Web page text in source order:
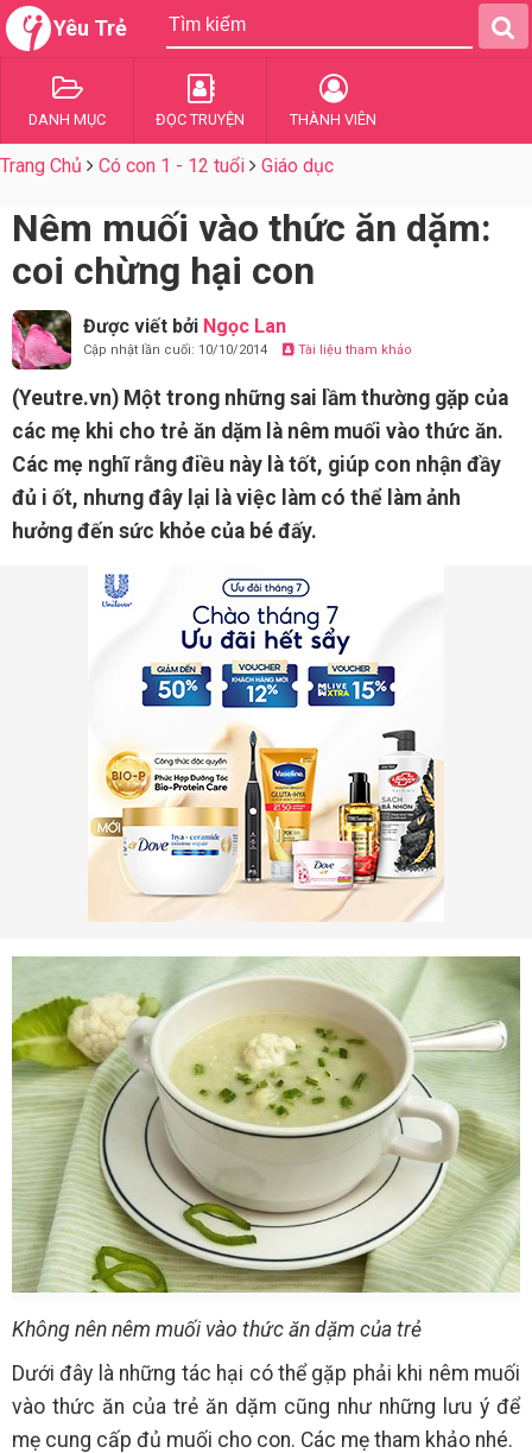
Yêu Trẻ
DANH MỤC ĐỌC TRUYỆN THÀNH VIÊN
Trang Chủ Có con 1 - 12 tuổi Giáo dục
Nêm muối vào thức ăn dặm:
coi chừng hại con
Được viết bởi Ngọc Lan
Cập nhật lần cuối: 10/10/2014 Tài liệu tham khảo
(Yeutre.vn) Một trong những sai lầm thường gặp của
các mẹ khi cho trẻ ăn dặm là nêm muối vào thức ăn.
Các mẹ nghĩ rằng điều này là tốt, giúp con nhận đầy
đủ i ốt, nhưng đây lại là việc làm có thể làm ảnh
hưởng đến sức khỏe của bé đấy.
Không nên nêm muối vào thức ăn dặm của trẻ
Dưới đây là những tác hại có thể gặp phải khi nêm muối
vào thức ăn của trẻ ăn dặm cũng như những lưu ý để
mẹ cung cấp đủ muối cho con. Các mẹ tham khảo nhé.